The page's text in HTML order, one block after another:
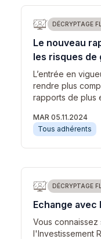
DÉCRYPTAGE
Le nouveau
les risques de
L’entrée en
rendre plus
rapports de plus
MAR 05.11.2024
Tous adhérents
DÉCRYPTAGE
Echange avec
Vous connaissez
l'Investissement